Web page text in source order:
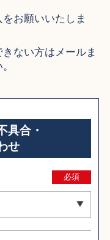
お願いいたしま
ない方はメールま
具合・
せ
必須